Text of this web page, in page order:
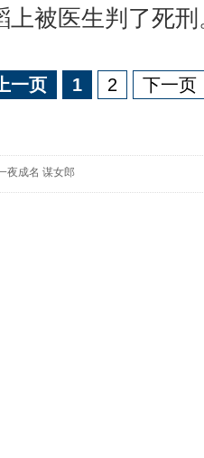
上被医生判了死刑
一页 1 2 下一页
夜成名 谋女郎